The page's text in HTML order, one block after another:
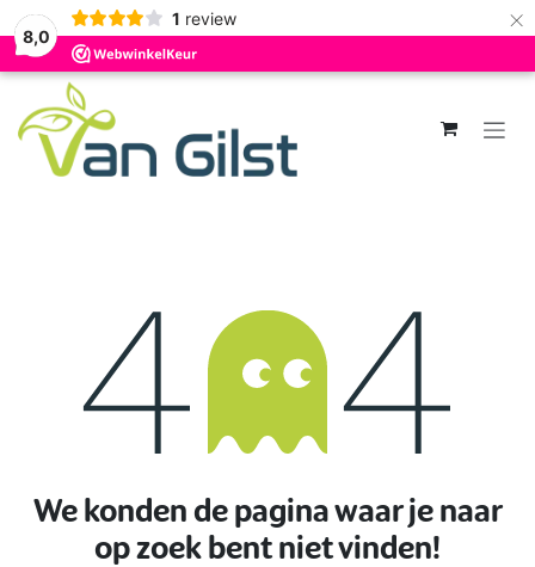
8,0
1 review ×
Overslaan naar inhoud
Fout 404
We konden de pagina waar je naar
op zoek bent niet vinden!